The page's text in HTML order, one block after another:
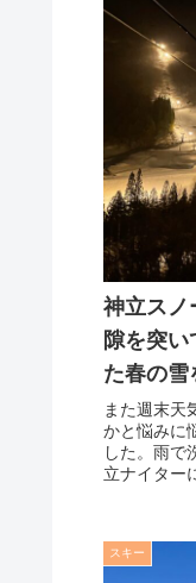
神立スノ
隙を突
た春の雪
また週末天
かと悩みに
した。雨で
立ナイター
スキー